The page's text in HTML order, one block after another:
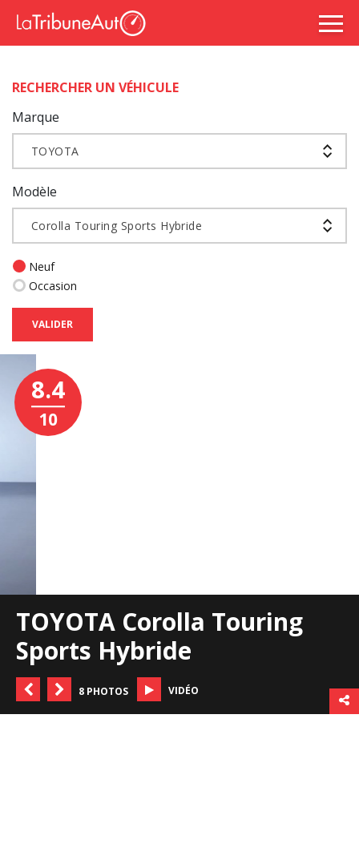
RECHERCHER UN VÉHICULE
Marque
TOYOTA
Modèle
Corolla Touring Sports Hybride
Neuf
Occasion
VALIDER
8.4
10
TOYOTA Corolla Touring
Sports Hybride
8 PHOTOS VIDÉO